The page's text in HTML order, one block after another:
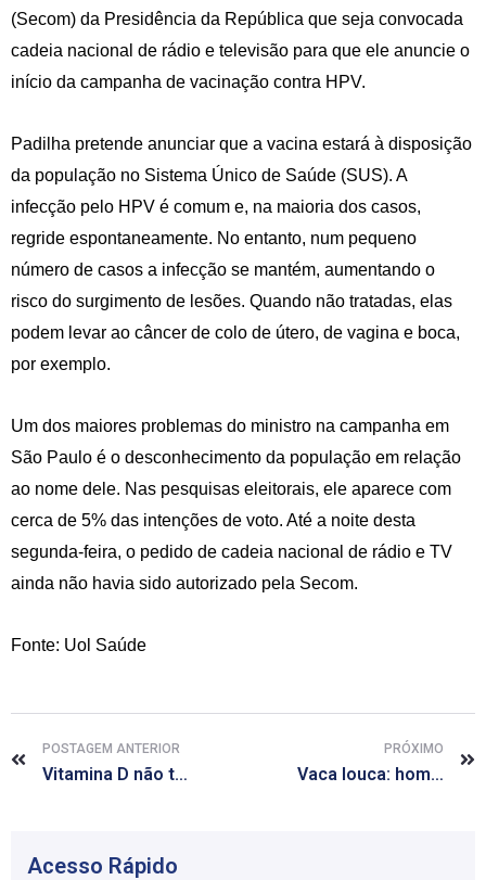
(Secom) da Presidência da República que seja convocada
cadeia nacional de rádio e televisão para que ele anuncie o
início da campanha de vacinação contra HPV.
Padilha pretende anunciar que a vacina estará à disposição
da população no Sistema Único de Saúde (SUS). A
infecção pelo HPV é comum e, na maioria dos casos,
regride espontaneamente. No entanto, num pequeno
número de casos a infecção se mantém, aumentando o
risco do surgimento de lesões. Quando não tratadas, elas
podem levar ao câncer de colo de útero, de vagina e boca,
por exemplo.
Um dos maiores problemas do ministro na campanha em
São Paulo é o desconhecimento da população em relação
ao nome dele. Nas pesquisas eleitorais, ele aparece com
cerca de 5% das intenções de voto. Até a noite desta
segunda-feira, o pedido de cadeia nacional de rádio e TV
ainda não havia sido autorizado pela Secom.
Fonte: Uol Saúde
POSTAGEM ANTERIOR
Vitamina D não teria efeito protetor em doenças cardíacas, diz estudo
PRÓXIMO
Vaca louca: homem morre em Belo Horizonte com suspeita da doença
Acesso Rápido